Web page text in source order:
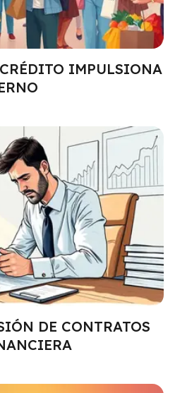
IMPULSIONA
DE CONTRATOS